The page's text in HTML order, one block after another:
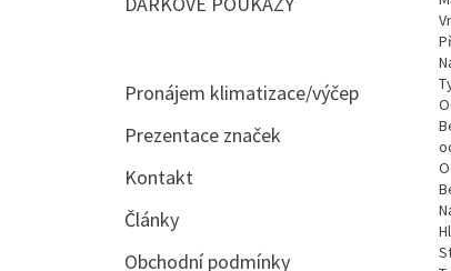
Pronájem klimatizace/výčep
Prezentace značek
Kontakt
Články
Obchodní podmínky